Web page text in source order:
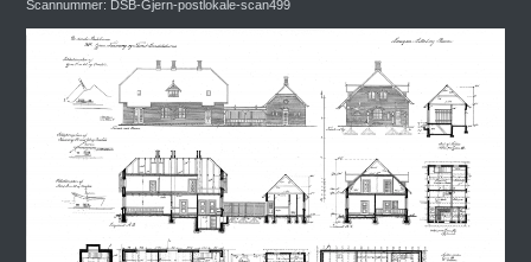
Scannummer: DSB-Gjern-postlokale-scan499